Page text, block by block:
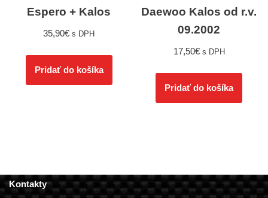
Espero + Kalos
35,90€ s DPH
Pridať do košíka
Daewoo Kalos od r.v.
09.2002
17,50€ s DPH
Pridať do košíka
Kontakty